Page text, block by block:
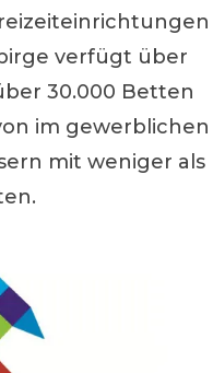
verfügt über
30.000 Betten
im gewerblichen
mit weniger als